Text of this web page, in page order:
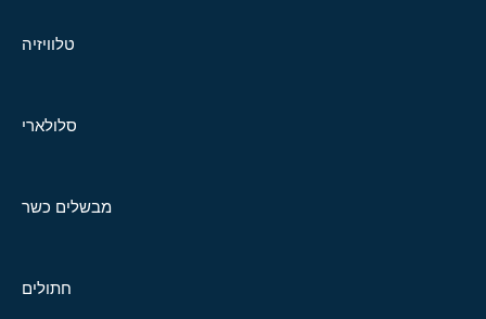
טלוויזיה
סלולארי
מבשלים כשר
חתולים